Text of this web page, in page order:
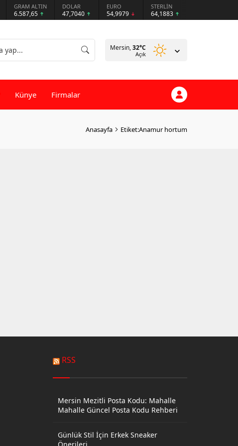
GRAM ALTIN
6.587,65
DOLAR
47,7040
EURO
54,9979
STERLİN
64,1883
Mersin,32°C
Açık
Künye Firmalar
Anasayfa Etiket:Anamur hortum
RSS
Mersin Mezitli Posta Kodu: Mahalle
Mahalle Güncel Posta Kodu Rehberi
Günlük Stil İçin Erkek Sneaker